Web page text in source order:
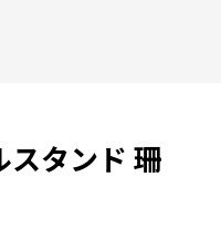
スタンド 珊